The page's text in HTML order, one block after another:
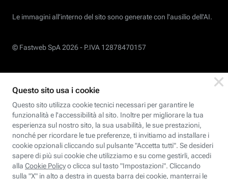
Le immagini all’interno del sito sono generate con l'ausilio dell'AI.
© Fastweb SpA 2026 - P.IVA 12878470157